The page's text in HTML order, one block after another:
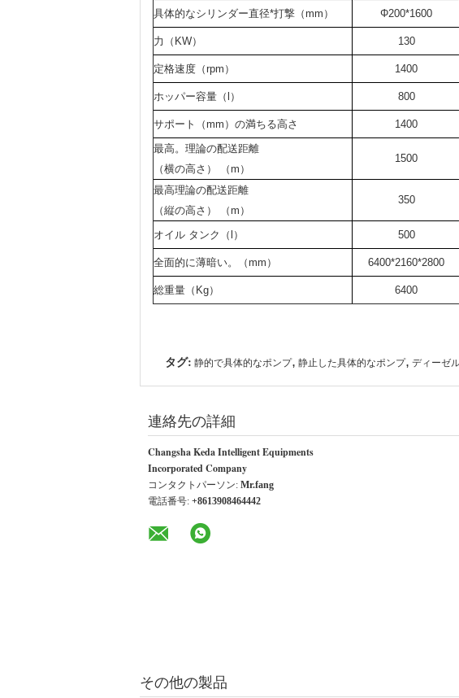
具体的なシリンダー直径*打撃（mm） Φ200*1600
力（KW） 130
定格速度（rpm） 1400
ホッパー容量（l） 800
サポート（mm）の満ちる高さ 1400
最高。理論の配送距離
（横の高さ） （m）
1500
最高理論の配送距離
（縦の高さ） （m）
350
オイル タンク（l） 500
全面的に薄暗い。（mm） 6400*2160*2800
総重量（Kg） 6400
タグ: 静的で具体的なポンプ, 静止した具体的なポンプ, ディーゼ
連絡先の詳細
Changsha Keda Intelligent Equipments
Incorporated Company
コンタクトパーソン: Mr.fang
電話番号: +8613908464442
その他の製品